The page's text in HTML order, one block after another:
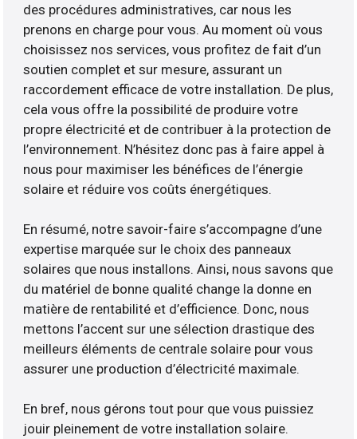
des procédures administratives, car nous les
prenons en charge pour vous. Au moment où vous
choisissez nos services, vous profitez de fait d’un
soutien complet et sur mesure, assurant un
raccordement efficace de votre installation. De plus,
cela vous offre la possibilité de produire votre
propre électricité et de contribuer à la protection de
l’environnement. N’hésitez donc pas à faire appel à
nous pour maximiser les bénéfices de l’énergie
solaire et réduire vos coûts énergétiques.
En résumé, notre savoir-faire s’accompagne d’une
expertise marquée sur le choix des panneaux
solaires que nous installons. Ainsi, nous savons que
du matériel de bonne qualité change la donne en
matière de rentabilité et d’efficience. Donc, nous
mettons l’accent sur une sélection drastique des
meilleurs éléments de centrale solaire pour vous
assurer une production d’électricité maximale.
En bref, nous gérons tout pour que vous puissiez
jouir pleinement de votre installation solaire.